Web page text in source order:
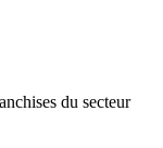
du secteur